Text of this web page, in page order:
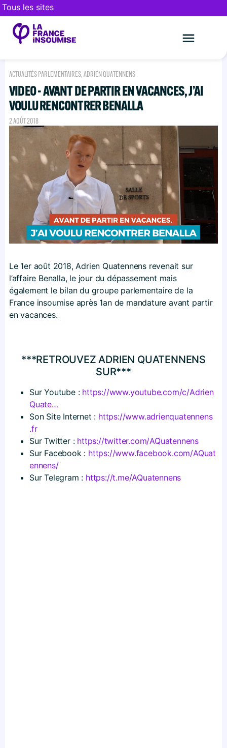
Tous les sites
ACTUALITÉS PARLEMENTAIRES,ADRIEN QUATENNENS
VIDEO - AVANT DE PARTIR EN VACANCES, J’AI
VOULU RENCONTRER BENALLA
2 AOÛT 2018
Le 1er août 2018, Adrien Quatennens revenait sur
l’affaire Benalla, le jour du dépassement mais
également le bilan du groupe parlementaire de la
France insoumise après 1an de mandature avant partir
en vacances.
***RETROUVEZ ADRIEN QUATENNENS
SUR***
Sur Youtube : https://​www​.youtube​.com/​c​/​A​d​r​i​e​n​
Q​u​ate…
Son Site Internet : https://​www​.adrienquatennens​
.fr
Sur Twitter : https://​twitter​.com/​A​Q​u​a​t​e​n​n​ens
Sur Facebook : https://​www​.facebook​.com/​A​Q​u​a​t​
e​n​n​e​ns/
Sur Telegram : https://t.me/AQuatennens